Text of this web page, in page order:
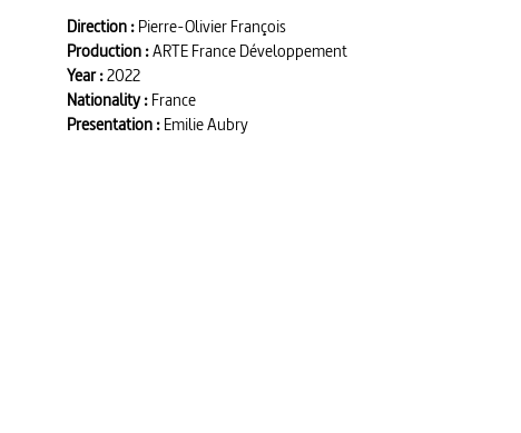
Direction :Pierre-Olivier François
Production :ARTE France Développement
Year :2022
Nationality :France
Presentation :Emilie Aubry